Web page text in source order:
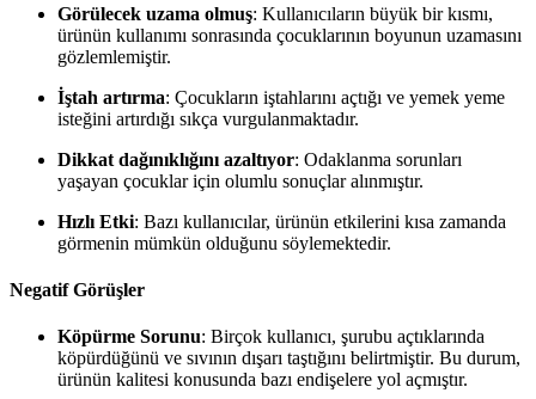
Görülecek uzama olmuş: Kullanıcıların büyük bir kısmı,
ürünün kullanımı sonrasında çocuklarının boyunun uzamasını
gözlemlemiştir.
İştah artırma: Çocukların iştahlarını açtığı ve yemek yeme
isteğini artırdığı sıkça vurgulanmaktadır.
Dikkat dağınıklığını azaltıyor: Odaklanma sorunları
yaşayan çocuklar için olumlu sonuçlar alınmıştır.
Hızlı Etki: Bazı kullanıcılar, ürünün etkilerini kısa zamanda
görmenin mümkün olduğunu söylemektedir.
Negatif Görüşler
Köpürme Sorunu: Birçok kullanıcı, şurubu açtıklarında
köpürdüğünü ve sıvının dışarı taştığını belirtmiştir. Bu durum,
ürünün kalitesi konusunda bazı endişelere yol açmıştır.